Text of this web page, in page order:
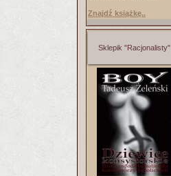
Znajdź książkę..
Sklepik "Racjonalisty"